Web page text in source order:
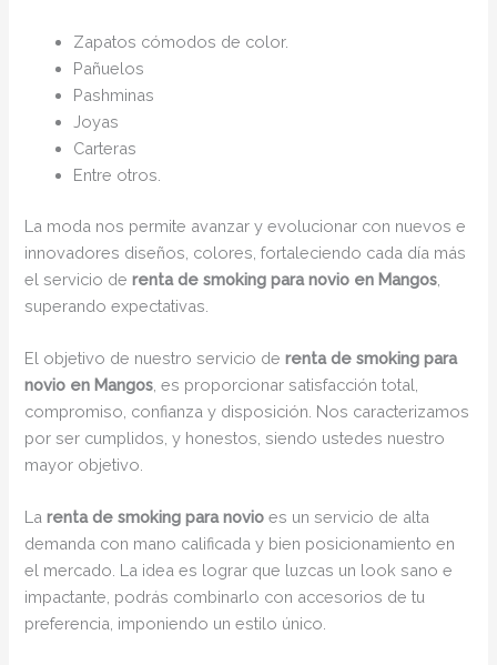
Zapatos cómodos de color.
Pañuelos
Pashminas
Joyas
Carteras
Entre otros.
La moda nos permite avanzar y evolucionar con nuevos e
innovadores diseños, colores, fortaleciendo cada día más
el servicio derenta de smoking para novio en Mangos
superando expectativas.
El objetivo de nuestro servicio derenta de smoking para
novio en Mangos , es proporcionar satisfacción total,
compromiso, confianza y disposición. Nos caracterizamos
por ser cumplidos, y honestos, siendo ustedes nuestro
mayor objetivo.
Larenta de smoking para novioes un servicio de alta
demanda con mano calificada y bien posicionamiento en
el mercado. La idea es lograr que luzcas un look sano e
impactante, podrás combinarlo con accesorios de tu
preferencia, imponiendo un estilo único.